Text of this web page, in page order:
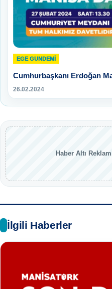
EGE GUNDEMİ
Cumhurbaşkanı Erdoğan
26.02.2024
Haber Altı
İlgili Haberler